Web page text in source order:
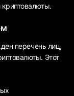
перечень лиц,
Этот